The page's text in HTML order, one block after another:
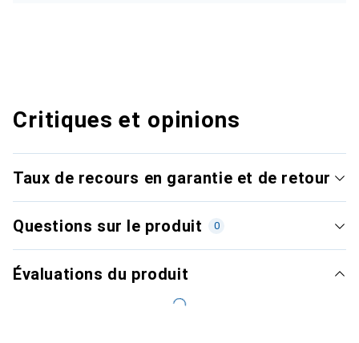
Critiques et opinions
Taux de recours en garantie et de retour
Questions sur le produit 0
Évaluations du produit